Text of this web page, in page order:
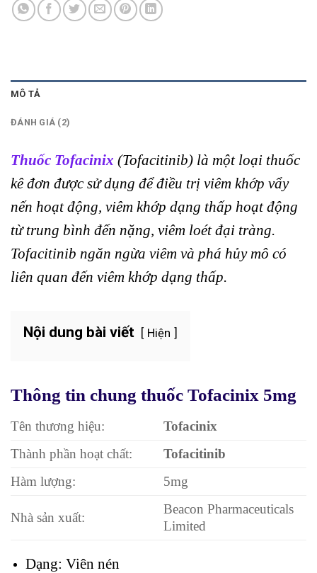
MÔ TẢ
ĐÁNH GIÁ (2)
Thuốc Tofacinix (Tofacitinib) là một loại thuốc
kê đơn được sử dụng để điều trị viêm khớp vẩy
nến hoạt động, viêm khớp dạng thấp hoạt động
từ trung bình đến nặng, viêm loét đại tràng.
Tofacitinib ngăn ngừa viêm và phá hủy mô có
liên quan đến viêm khớp dạng thấp.
Nội dung bài viết Hiện
Thông tin chung thuốc Tofacinix 5mg
Tên thương hiệu:
Tofacinix
Thành phần hoạt chất:
Tofacitinib
Hàm lượng:
5mg
Nhà sản xuất:
Beacon Pharmaceuticals
Limited
Dạng: Viên nén